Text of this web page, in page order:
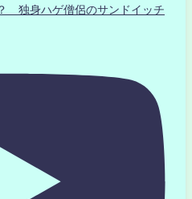
独身ハゲ僧侶のサンドイッチ